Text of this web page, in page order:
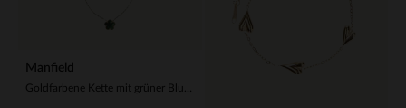
Manfield